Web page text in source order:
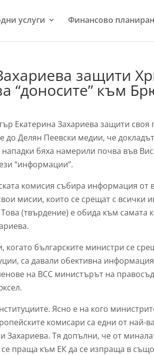
услуги Финансово
защити
“доносите” към
Екатерина Захариева защити
до Делян Пеевски медии, че
нападки бяха намерили почва във
“информации”.
комисия събира информация от
мисии, които се срещат с всички
(твърдение) е обида към самата
когато българските министри се
са давали обективна
на ВСС министърът на
Ясно е на кого
комисари са едни от най-
Захариева. Тя допълни, че от
праща към ЕК да се изпраща в